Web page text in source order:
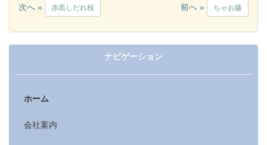
次へ » 赤黒しだれ桜 前へ » ちゃお藤
ナビゲーション
ホーム
会社案内